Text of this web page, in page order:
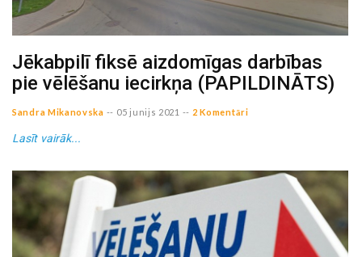
Jēkabpilī fiksē aizdomīgas darbības
pie vēlēšanu iecirkņa (PAPILDINĀTS)
Sandra Mikanovska -- 05 junijs 2021 -- 2 Komentāri
Lasīt vairāk...